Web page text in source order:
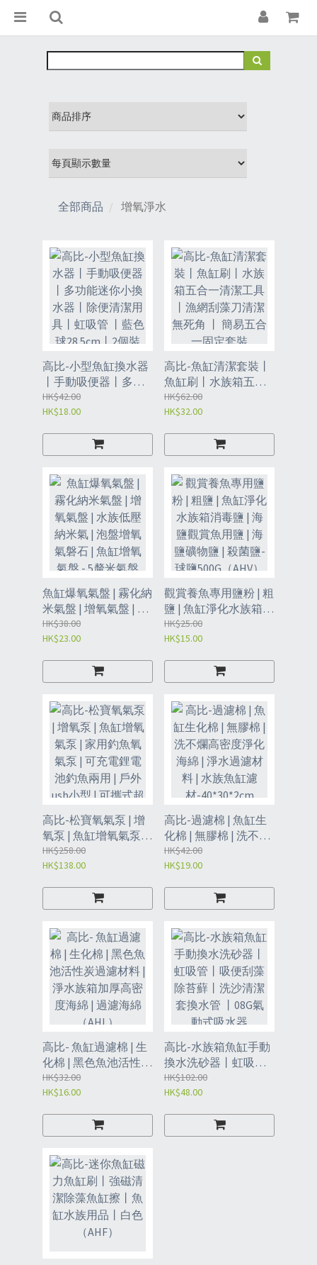
全部商品 增氧淨水
高比-小型魚缸換水器
丨手動吸便器丨多功
能迷你小換水器丨除
便清潔用具丨虹吸管
裝（AHA）
HK$42.00
HK$18.00
高比-魚缸清潔套裝丨
魚缸刷丨水族箱五合
一清潔工具丨漁網刮
藻刀清潔無死角 丨 簡
HK$62.00
HK$32.00
魚缸爆氧氣盤 | 霧化納
米氣盤 | 增氧氣盤 | 水
族低壓納米氣 | 泡盤增
氧氣磐石 | 魚缸增氧氣
HK$38.00
HK$23.00
觀賞養魚專用鹽粉 | 粗
鹽 | 魚缸淨化水族箱消
毒鹽 | 海鹽觀賞魚用鹽
| 海鹽礦物鹽 | 殺菌鹽-
HK$25.00
HK$15.00
高比-松寶氧氣泵 | 增
氧泵 | 魚缸增氧氣泵 |
家用釣魚氧氣泵 | 可充
電鋰電池釣魚兩用 | 戶
靜音 （AHO）
HK$258.00
HK$138.00
高比-過濾棉 | 魚缸生
化棉 | 無膠棉 | 洗不爛
高密度淨化海綿 | 淨水
過濾材料 | 水族魚缸濾
HK$42.00
HK$19.00
高比- 魚缸過濾棉 | 生
化棉 | 黑色魚池活性炭
過濾材料 | 淨水族箱加
厚高密度海綿 | 過濾海
HK$32.00
HK$16.00
高比-水族箱魚缸手動
換水洗砂器丨虹吸管
丨吸便刮藻除苔蘚丨
洗沙清潔套換水管 丨
HK$102.00
HK$48.00